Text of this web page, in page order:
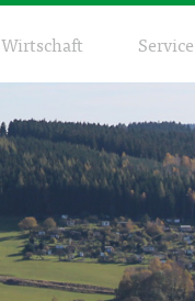
Wirtschaft Service